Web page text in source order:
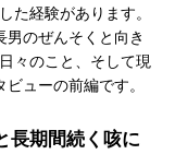
た経験があります。
のぜんそくと向き
々のこと、そして現
ューの前編です。
長期間続く咳に